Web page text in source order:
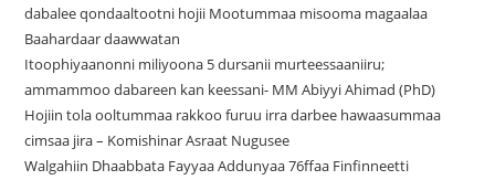
dabalee qondaaltootni hojii Mootummaa misooma magaalaa
Baahardaar daawwatan
Itoophiyaanonni miliyoona 5 dursanii murteessaaniiru;
ammammoo dabareen kan keessani- MM Abiyyi Ahimad (PhD)
Hojiin tola ooltummaa rakkoo furuu irra darbee hawaasummaa
cimsaa jira – Komishinar Asraat Nugusee
Walgahiin Dhaabbata Fayyaa Addunyaa 76ffaa Finfinneetti